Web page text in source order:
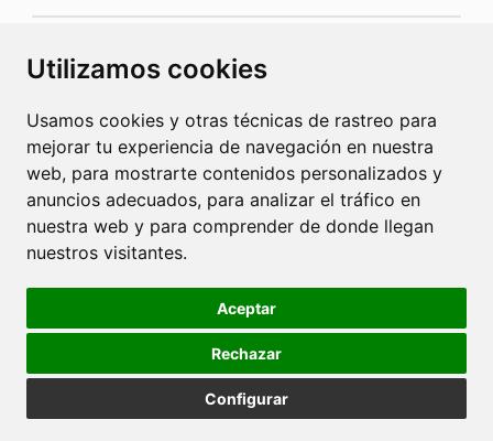
Utilizamos cookies
Usamos cookies y otras técnicas de rastreo para
mejorar tu experiencia de navegación en nuestra
web, para mostrarte contenidos personalizados y
anuncios adecuados, para analizar el tráfico en
nuestra web y para comprender de donde llegan
nuestros visitantes.
Aceptar
Rechazar
Configurar
www.connecorrevistas.com
PUBLICIDAD
Política de Cookies Política de Privacidad
Publicidad
Diseño web Barcelona